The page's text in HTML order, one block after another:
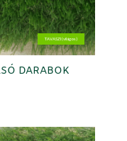
TAVASZI (világos)
DARABOK